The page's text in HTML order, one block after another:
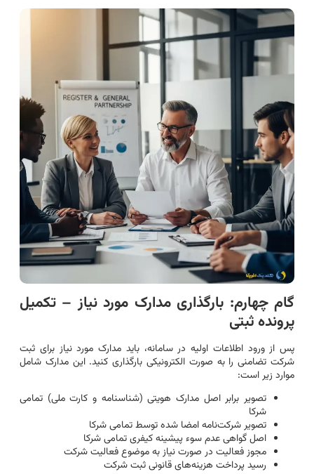
گام چهارم: بارگذاری مدارک مورد نیاز – تکمیل
پرونده ثبتی
پس از ورود اطلاعات اولیه در سامانه، باید مدارک مورد نیاز برای ثبت
شرکت تضامنی را به صورت الکترونیکی بارگذاری کنید. این مدارک شامل
موارد زیر است:
تصویر برابر اصل مدارک هویتی (شناسنامه و کارت ملی) تمامی
شرکا
تصویر شرکت‌نامه امضا شده توسط تمامی شرکا
اصل گواهی عدم سوء پیشینه کیفری تمامی شرکا
مجوز فعالیت در صورت نیاز به موضوع فعالیت شرکت
رسید پرداخت هزینه‌های قانونی ثبت شرکت